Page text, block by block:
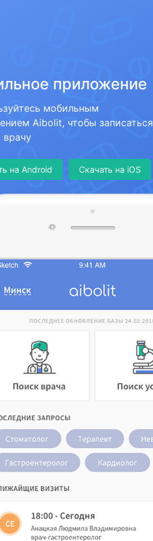
приложение
мобильным
Aibolit, чтобы записаться
врачу
на Android Скачать на iOS